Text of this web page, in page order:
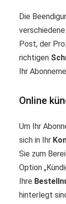
Die
Post, der
richtigen
Ihr
Online
Um Ihr
sich in Ihr
Sie zum
Option
Ihre
hinterlegt